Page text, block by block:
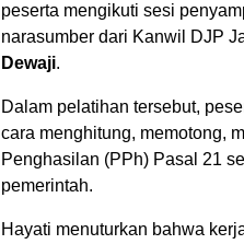
peserta mengikuti sesi
narasumber dari Kanwil DJP
Dewaji.
Dalam pelatihan tersebut,
cara menghitung, memotong,
Penghasilan (PPh) Pasal 21
pemerintah.
Hayati menuturkan bahwa